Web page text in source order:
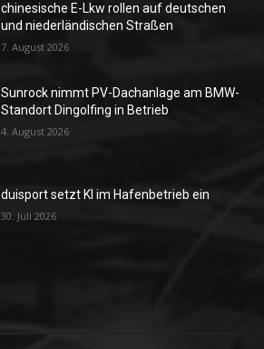
chinesische E-Lkw rollen auf deutschen
und niederländischen Straßen
7. August 2026
Sunrock nimmt PV-Dachanlage am BMW-
Standort Dingolfing in Betrieb
4. August 2026
duisport setzt KI im Hafenbetrieb ein
30. Juli 2026